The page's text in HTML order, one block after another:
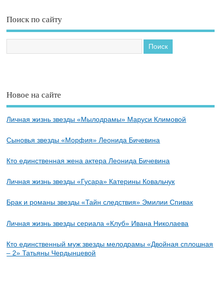
Поиск по сайту
Новое на сайте
Личная жизнь звезды «Мылодрамы» Маруси Климовой
Сыновья звезды «Морфия» Леонида Бичевина
Кто единственная жена актера Леонида Бичевина
Личная жизнь звезды «Гусара» Катерины Ковальчук
Брак и романы звезды «Тайн следствия» Эмилии Спивак
Личная жизнь звезды сериала «Клуб» Ивана Николаева
Кто единственный муж звезды мелодрамы «Двойная сплошная
– 2» Татьяны Чердынцевой